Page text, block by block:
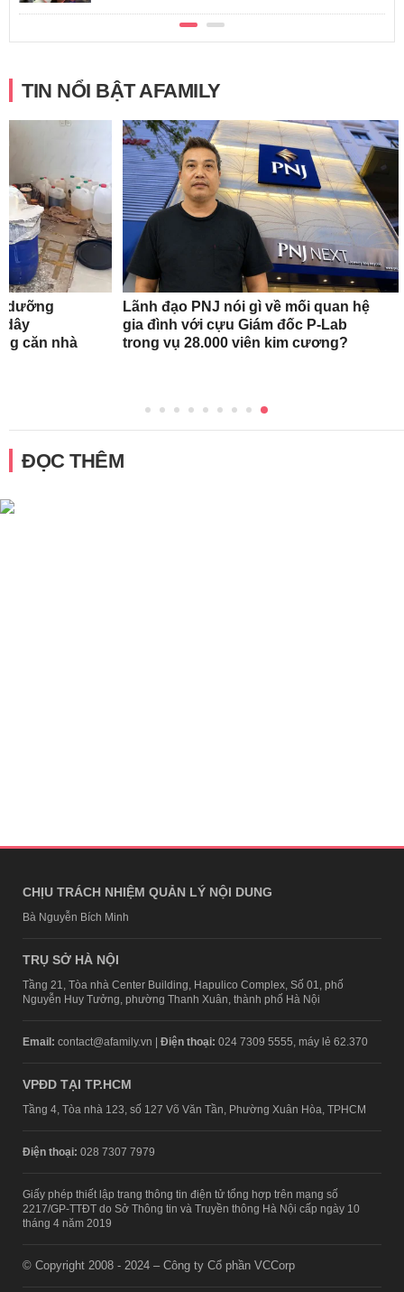
TIN NỔI BẬT AFAMILY
dưỡng
dây
căn nhà
Lãnh đạo PNJ nói gì về mối quan hệ
gia đình với cựu Giám đốc P-Lab
trong vụ 28.000 viên kim cương?
ĐỌC THÊM
CHỊU TRÁCH NHIỆM QUẢN LÝ NỘI DUNG
Bà Nguyễn Bích Minh
TRỤ SỞ HÀ NỘI
Tầng 21, Tòa nhà Center Building, Hapulico Complex, Số 01, phố
Nguyễn Huy Tưởng, phường Thanh Xuân, thành phố Hà Nội
Email: contact@afamily.vn | Điện thoại: 024 7309 5555, máy lẻ 62.370
VPĐD TẠI TP.HCM
Tầng 4, Tòa nhà 123, số 127 Võ Văn Tần, Phường Xuân Hòa, TPHCM
Điện thoại: 028 7307 7979
Giấy phép thiết lập trang thông tin điện tử tổng hợp trên mạng số
2217/GP-TTĐT do Sở Thông tin và Truyền thông Hà Nội cấp ngày 10
tháng 4 năm 2019
© Copyright 2008 - 2024 – Công ty Cổ phần VCCorp